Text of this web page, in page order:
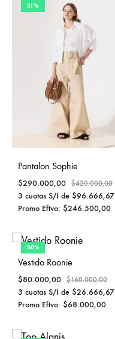
31%
Pantalon Sophie
$290.000,00 $420.000,00
3 cuotas S/I de $96.666,67
Promo Eftvo: $246.500,00
50%
Vestido Roonie
$80.000,00 $160.000,00
3 cuotas S/I de $26.666,67
Promo Eftvo: $68.000,00